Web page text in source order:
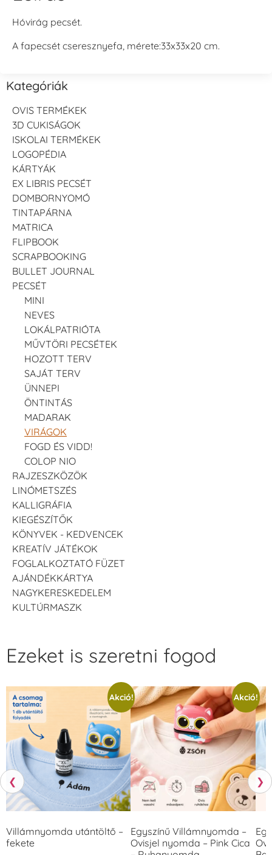
Hóvirág pecsét.
A fapecsét cseresznyefa, mérete:33x33x20 cm.
Kategóriák
OVIS TERMÉKEK
3D CUKISÁGOK
ISKOLAI TERMÉKEK
LOGOPÉDIA
KÁRTYÁK
EX LIBRIS PECSÉT
DOMBORNYOMÓ
TINTAPÁRNA
MATRICA
FLIPBOOK
SCRAPBOOKING
BULLET JOURNAL
PECSÉT
MINI
NEVES
LOKÁLPATRIÓTA
MŰVTÖRI PECSÉTEK
HOZOTT TERV
SAJÁT TERV
ÜNNEPI
ÖNTINTÁS
MADARAK
VIRÁGOK
FOGD ÉS VIDD!
COLOP NIO
RAJZESZKÖZÖK
LINÓMETSZÉS
KALLIGRÁFIA
KIEGÉSZÍTŐK
KÖNYVEK - KEDVENCEK
KREATÍV JÁTÉKOK
FOGLALKOZTATÓ FÜZET
AJÁNDÉKKÁRTYA
NAGYKERESKEDELEM
KULTÚRMASZK
❮
Ezeket is szeretni fogod
Akció!
Villámnyomda utántöltő –
fekete
Akció!
Egyszínű Villámnyomda –
Ovisjel nyomda – Pink Cica
❯